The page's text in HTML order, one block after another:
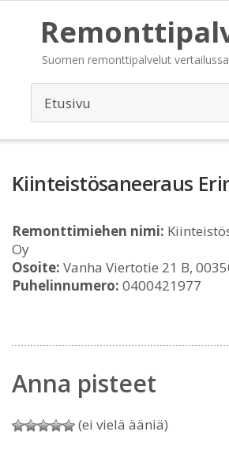
Suomen remonttipalvelut vertailussa
Kiinteistösaneeraus
Remonttimiehen nimi:
Oy
Osoite: Vanha Viertotie 21 B,
Puhelinnumero: 0400421977
Anna pisteet
(ei vielä ääniä)